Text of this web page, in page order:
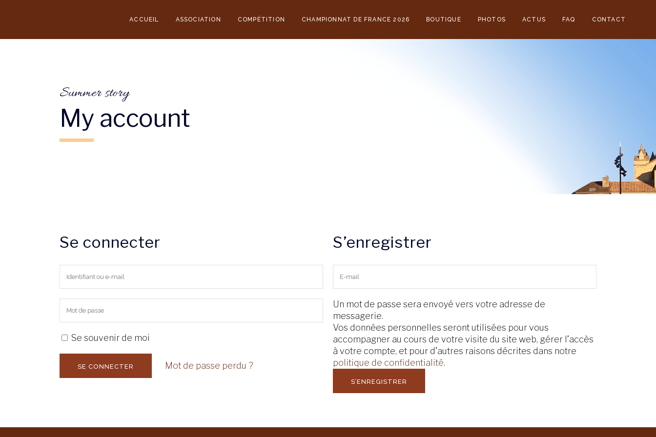
ACCUEIL ASSOCIATION COMPÉTITION CHAMPIONNAT DE FRANCE 2026 BOUTIQUE PHOTOS ACTUS FAQ CONTACT
Summer story
My account
Se connecter
Se souvenir de moi
Mot de passe perdu ?
S’enregistrer
Un mot de passe sera envoyé vers votre adresse de
messagerie.
Vos données personnelles seront utilisées pour vous
accompagner au cours de votre visite du site web, gérer l’accès
à votre compte, et pour d’autres raisons décrites dans notre
politique de confidentialité.